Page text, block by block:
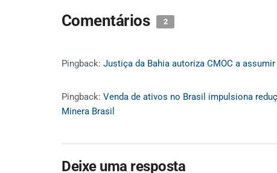
Comentários 2
Pingback: Justiça da Bahia autoriza CMOC a
Pingback: Venda de ativos no Brasil impulsiona
Minera Brasil
Deixe uma resposta